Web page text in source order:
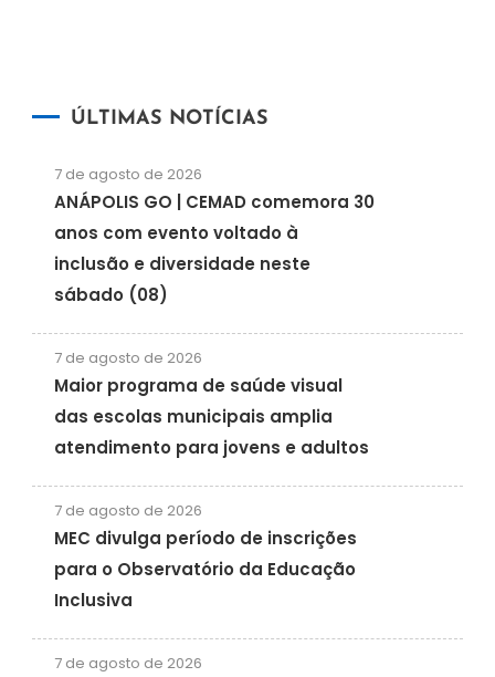
ÚLTIMAS NOTÍCIAS
7 de agosto de 2026
ANÁPOLIS GO | CEMAD comemora 30
anos com evento voltado à
inclusão e diversidade neste
sábado (08)
7 de agosto de 2026
Maior programa de saúde visual
das escolas municipais amplia
atendimento para jovens e adultos
7 de agosto de 2026
MEC divulga período de inscrições
para o Observatório da Educação
Inclusiva
7 de agosto de 2026